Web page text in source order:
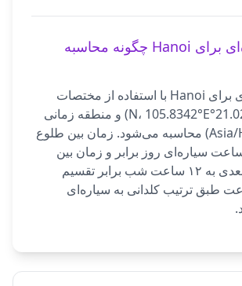
ساعات سیاره‌ای برای Hanoi چگونه محاسبه
ساعات سیاره‌ای برای Hanoi با استفاده از مختصات
دقیق شهر (21.0278°N، 105.8342°E) و منطقه زمانی
(Asia/Ho_Chi_Minh) محاسبه می‌شود. زمان بین طلوع
غروب به ۱۲ ساعت سیاره‌ای روز برابر و زمان بین
غروب و طلوع بعدی به ۱۲ ساعت شب برابر تقسیم
طبق ترتیب کلدانی به سیاره‌ای